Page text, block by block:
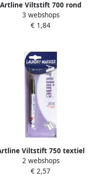
Artline Viltstift 700 rond
0.7mm zwart blister Ã 1
stuk
3 webshops
€ 1,84
Viltstift 750 textiel
zwart
2 webshops
€ 2,57